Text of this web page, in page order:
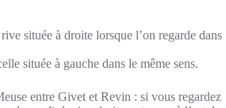
située à droite lorsque l’on regarde dans
située à gauche dans le même sens.
entre Givet et Revin : si vous regardez